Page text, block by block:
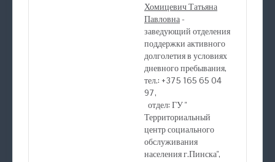
Хомицевич Татьяна
Павловна-
заведующий отделения
поддержки активного
долголетия в условиях
дневного пребывания,
тел.: +375 165 65 04
97,
отдел: ГУ "
Территориальный
центр социального
обслуживания
населения г.Пинска",